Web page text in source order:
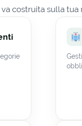
costruita sulla tua